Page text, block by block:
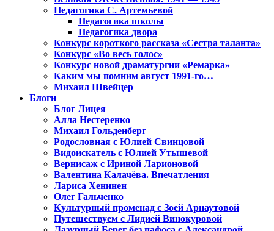
Педагогика С. Артемьевой
Педагогика школы
Педагогика двора
Конкурс короткого рассказа «Сестра таланта»
Конкурс «Во весь голос»
Конкурс новой драматургии «Ремарка»
Каким мы помним август 1991-го…
Михаил Швейцер
Блоги
Блог Лицея
Алла Нестеренко
Михаил Гольденберг
Родословная с Юлией Свинцовой
Видоискатель с Юлией Утышевой
Вернисаж с Ириной Ларионовой
Валентина Калачёва. Впечатления
Лариса Хенинен
Олег Гальченко
Культурный променад с Зоей Арнаутовой
Путешествуем с Лидией Винокуровой